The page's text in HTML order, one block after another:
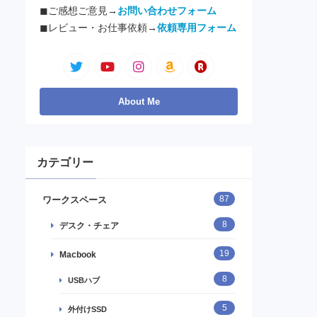
◼︎ご感想ご意見→ お問い合わせフォーム
◼︎レビュー・お仕事依頼→ 依頼専用フォーム
カテゴリー
ワークスペース 87
デスク・チェア 8
Macbook 19
USBハブ 8
外付けSSD 5